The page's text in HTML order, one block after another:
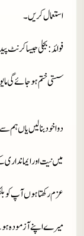
استعمال کریں۔
فوائد: بجلی جیسا کرنٹ
سستی ختم ہو جائے
دوا خود بنا لیں یاں ہم
میں نیت اور
عزم رکھتا ہوں آپ کو
میرے اپنے آزمودہ